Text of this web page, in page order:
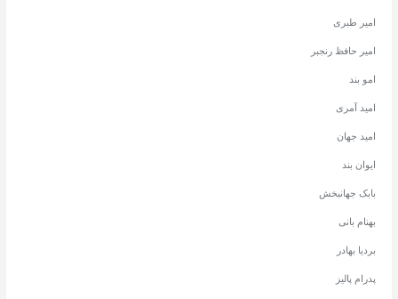
امیر طبری
امیر حافظ رنجبر
امو بند
امید آمری
امید جهان
ایوان بند
بابک جهانبخش
بهنام بانی
بردیا بهادر
پدرام پالیز